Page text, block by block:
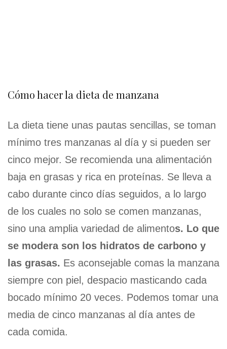
Cómo hacer la dieta de manzana
La dieta tiene unas pautas sencillas, se toman
mínimo tres manzanas al día y si pueden ser
cinco mejor. Se recomienda una alimentación
baja en grasas y rica en proteínas. Se lleva a
cabo durante cinco días seguidos, a lo largo
de los cuales no solo se comen manzanas,
sino una amplia variedad de alimentos. Lo que
se modera son los hidratos de carbono y
las grasas. Es aconsejable comas la manzana
siempre con piel, despacio masticando cada
bocado mínimo 20 veces. Podemos tomar una
media de cinco manzanas al día antes de
cada comida.